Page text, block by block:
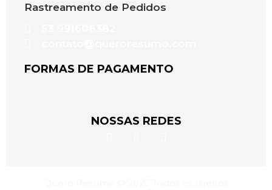
Rastreamento de Pedidos
FORMAS DE PAGAMENTO
NOSSAS REDES